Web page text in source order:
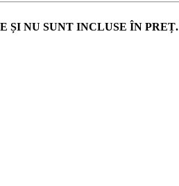
ȘI NU SUNT INCLUSE ÎN PREȚ.